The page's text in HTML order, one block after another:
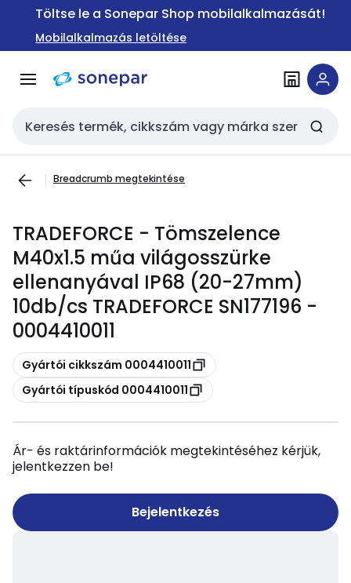
Ugrás a
Ugrás a
tartalomra
Töltse le a Sonepar Shop mobilalkalmazását!
Mobilalkalmazás letöltése
Keresési bemenet
Breadcrumb megtekintése
TRADEFORCE - Tömszelence
M40x1.5 műa világosszürke
ellenanyával IP68 (20-27mm)
10db/cs TRADEFORCE SN177196 -
0004410011
Másolás
Gyártói cikkszám 0004410011
Másolás
Gyártói típuskód 0004410011
Ár- és raktárinformációk megtekintéséhez kérjük,
jelentkezzen be!
Bejelentkezés